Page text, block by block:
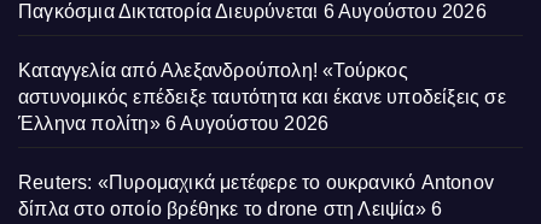
Παγκόσμια Δικτατορία Διευρύνεται 6 Αυγούστου 2026
Καταγγελία από Αλεξανδρούπολη! «Τούρκος
αστυνομικός επέδειξε ταυτότητα και έκανε υποδείξεις σε
Έλληνα πολίτη» 6 Αυγούστου 2026
Reuters: «Πυρομαχικά μετέφερε το ουκρανικό Antonov
δίπλα στο οποίο βρέθηκε το drone στη Λειψία» 6